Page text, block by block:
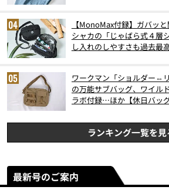
【MonoMax付録】ガバッ
シャカの「じゃばら式４層
し入れのしやすさも過去最
ワークマン「ショルダー⇔
の万能サブバッグ、ワイル
ラボ付録…ほか【休日バッ
ランキング一覧を見
最新号のご案内